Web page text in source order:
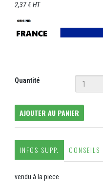
2,37 € HT
Quantité
AJOUTER AU PANIER
INFOS SUPP. CONSEILS
vendu à la piece